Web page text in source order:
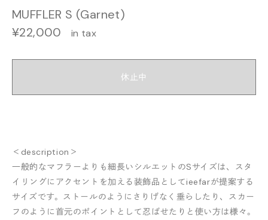
MUFFLER S (Garnet)
¥22,000
in tax
休止中
＜description＞
一般的なマフラーよりも細長いシルエットのSサイズは、スタ
イリングにアクセントを加える装飾品としてieefarが提案する
サイズです。ストールのようにさりげなく垂らしたり、スカー
フのように首元のポイントとして忍ばせたりと使い方は様々。